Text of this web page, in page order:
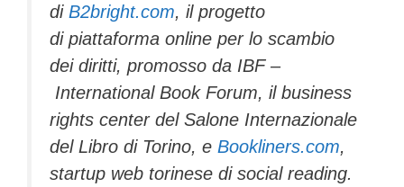
di B2bright.com, il progetto
di piattaforma online per lo scambio
dei diritti, promosso da IBF –
International Book Forum, il business
rights center del Salone Internazionale
del Libro di Torino, e Bookliners.com,
startup web torinese di social reading.